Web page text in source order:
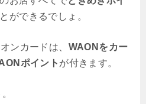
ができるでしょ。
ンカードは、 WAONをカー
ポイント が付きます。